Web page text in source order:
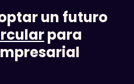
un futuro
para